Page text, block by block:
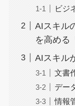
ビジ
AIスキル
を高める
AIスキル
文書
デー
情報